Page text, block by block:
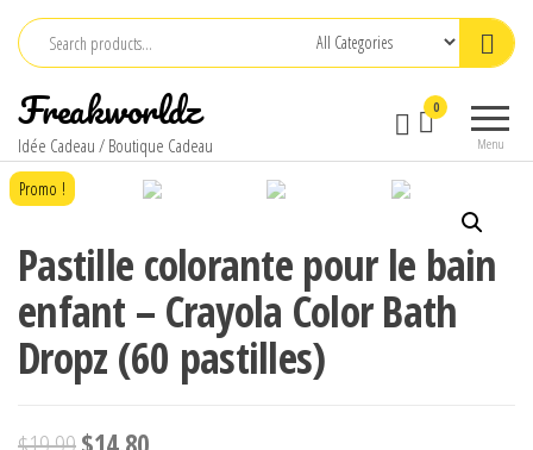
Skip
content
Freakworldz
Idée Cadeau / Boutique Cadeau Menu
0
Promo !
Pastille colorante pour le bain
enfant – Crayola Color Bath
Dropz (60 pastilles)